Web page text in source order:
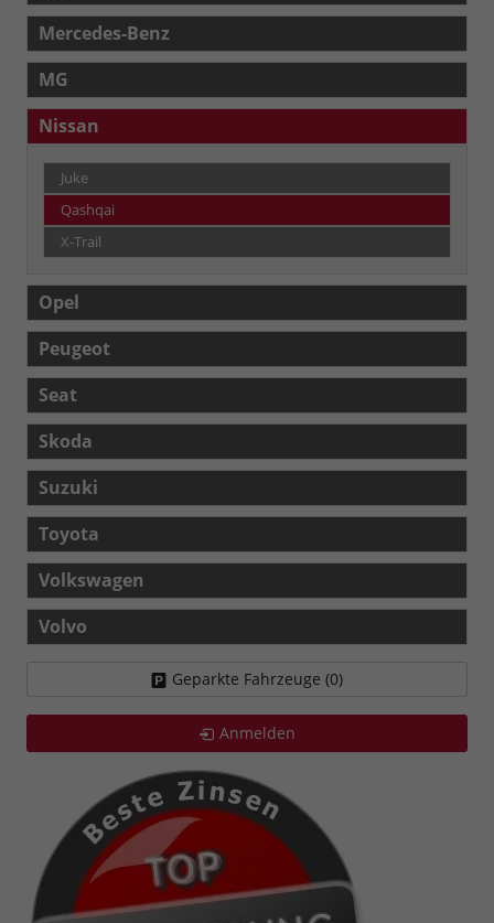
Mercedes-Benz
MG
Nissan
Juke
Qashqai
X-Trail
Opel
Peugeot
Seat
Skoda
Suzuki
Toyota
Volkswagen
Volvo
Geparkte Fahrzeuge (0)
Anmelden